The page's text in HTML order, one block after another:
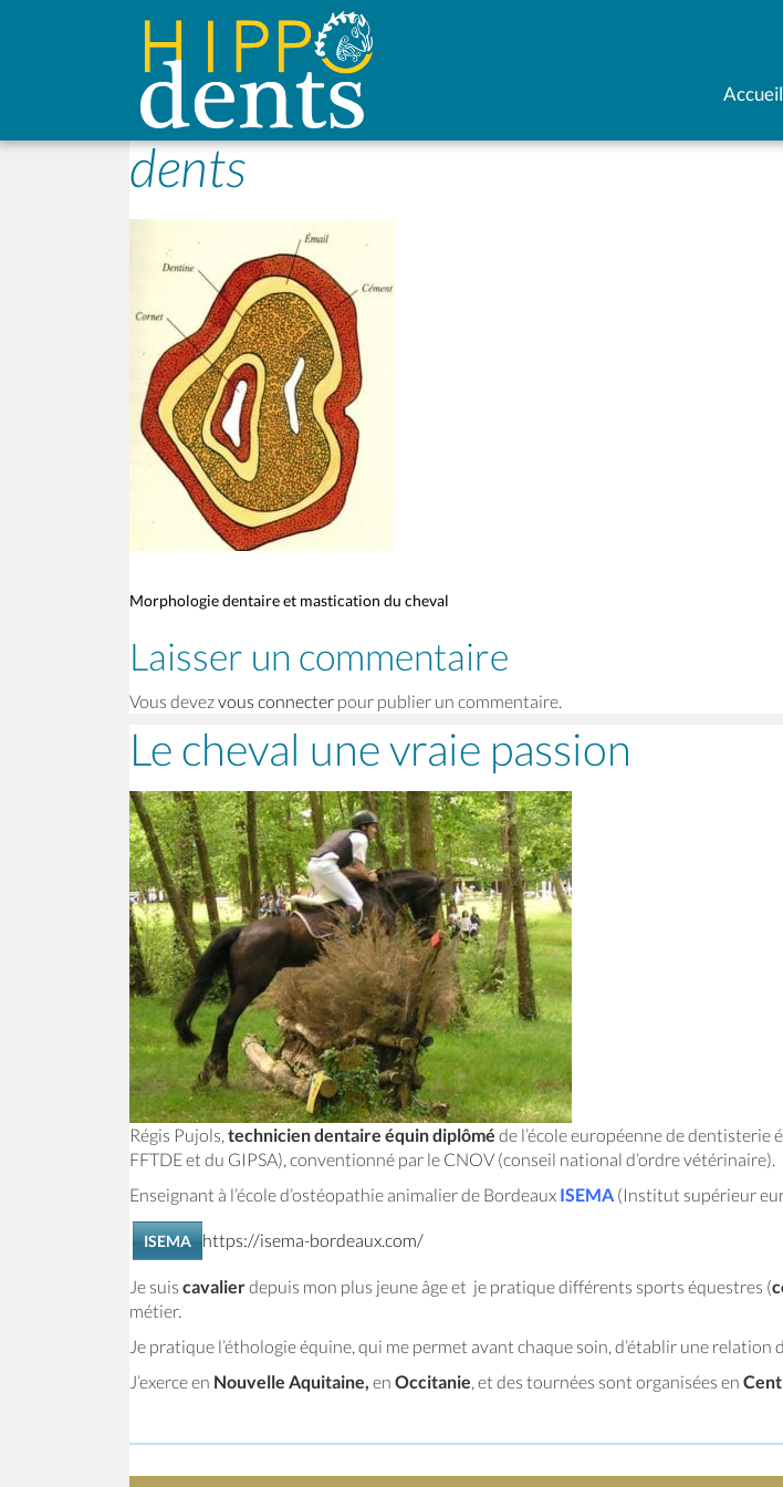
Accueil
dents
Morphologie dentaire et mastication du cheval
Laisser un commentaire
Vous devezvous connecter pour publier un commentaire.
Le cheval une vraie passion
Régis Pujols, technicien dentaire équin diplômé de l’école européenne de dentisterie
FFTDE et du GIPSA), conventionné par le CNOV (conseil national d’ordre vétérinaire).
Enseignant à l’école d’ostéopathie animalier de Bordeaux ISEMA (Institut supérieur
ISEMA https://isema-bordeaux.com/
Je suis cavalierdepuis mon plus jeune âge et je pratique différents sports équestres (
métier.
Je pratique l’éthologie équine, qui me permet avant chaque soin, d’établir une relation
J’exerce en Nouvelle Aquitaine, en Occitanie, et des tournées sont organisées en